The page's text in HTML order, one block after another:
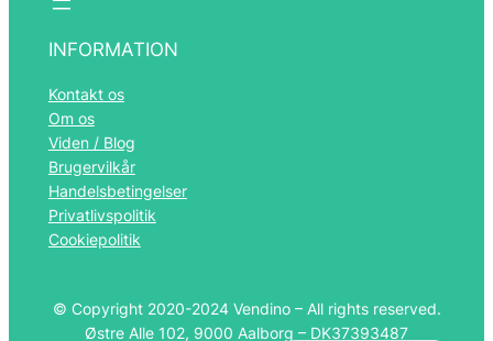
INFORMATION
Kontakt os
Om os
Viden / Blog
Brugervilkår
Handelsbetingelser
Privatlivspolitik
Cookiepolitik
© Copyright 2020-2024 Vendino – All rights reserved.
Østre Alle 102, 9000 Aalborg – DK37393487
English (UK)